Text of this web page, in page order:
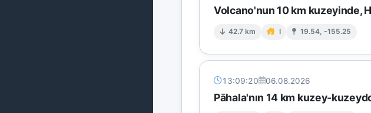
Volcano'nun 10 km kuzeyinde,
42.7 km I 19.54, -155.25
13:09:20 06.08.2026
Pāhala'nın 14 km kuzey-